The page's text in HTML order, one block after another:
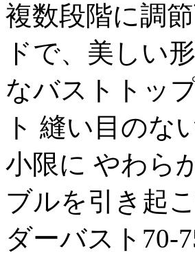
複数段階に調
ドで、美しい
なバストトッ
ト 縫い目のな
小限に やわら
ブルを引き起
ダーバスト70-